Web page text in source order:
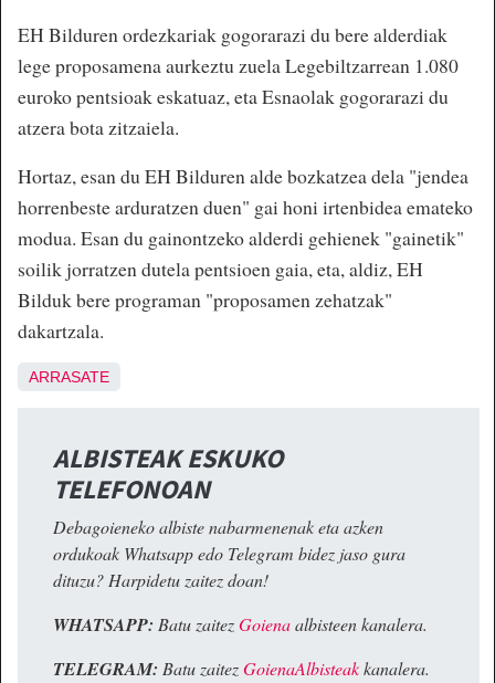
EH Bilduren ordezkariak gogorarazi du bere alderdiak
lege proposamena aurkeztu zuela Legebiltzarrean 1.080
euroko pentsioak eskatuaz, eta Esnaolak gogorarazi du
atzera bota zitzaiela.
Hortaz, esan du EH Bilduren alde bozkatzea dela "jendea
horrenbeste arduratzen duen" gai honi irtenbidea emateko
modua. Esan du gainontzeko alderdi gehienek "gainetik"
soilik jorratzen dutela pentsioen gaia, eta, aldiz, EH
Bilduk bere programan "proposamen zehatzak"
dakartzala.
ARRASATE
ALBISTEAK ESKUKO
TELEFONOAN
Debagoieneko albiste nabarmenenak eta azken
ordukoak Whatsapp edo Telegram bidez jaso gura
dituzu? Harpidetu zaitez doan!
WHATSAPP: Batu zaitezGoienaalbisteen kanalera.
TELEGRAM: Batu zaitezGoienaAlbisteakkanalera.